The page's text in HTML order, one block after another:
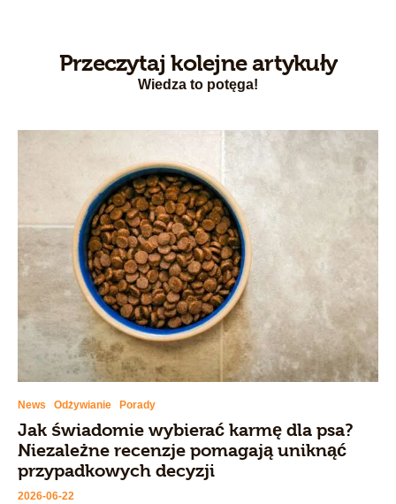
Przeczytaj kolejne artykuły
Wiedza to potęga!
News Odżywianie Porady
Jak świadomie wybierać karmę dla psa?
Niezależne recenzje pomagają uniknąć
przypadkowych decyzji
2026-06-22